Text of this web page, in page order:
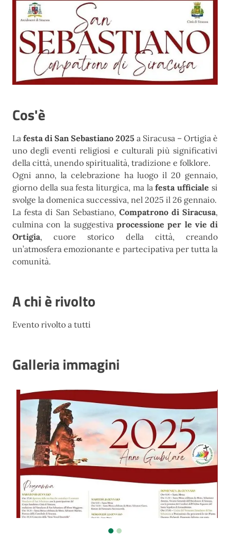
Cos'è
La festa di San Sebastiano 2025 a Siracusa – Ortigia è
uno degli eventi religiosi e culturali più significativi
della città, unendo spiritualità, tradizione e folklore.
Ogni anno, la celebrazione ha luogo il 20 gennaio,
giorno della sua festa liturgica, ma lafesta ufficiale si
svolge la domenica successiva, nel 2025 il 26 gennaio.
La festa di San Sebastiano, Compatrono di Siracusa,
culmina con la suggestiva processione per le vie di
Ortigia, cuore storico della città, creando
un’atmosfera emozionante e partecipativa per tutta la
comunità.
A chi è rivolto
Evento rivolto a tutti
Galleria immagini